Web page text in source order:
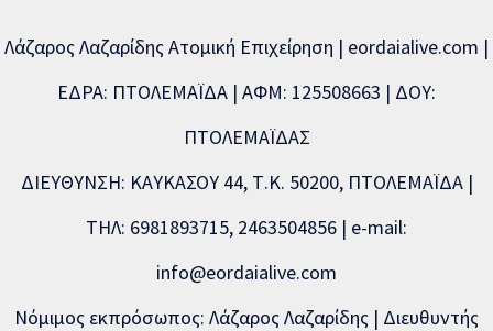
Λάζαρος Λαζαρίδης Ατομική Επιχείρηση | eordaialive.com |
ΕΔΡΑ: ΠΤΟΛΕΜΑΪΔΑ | ΑΦΜ: 125508663 | ΔΟΥ:
ΠΤΟΛΕΜΑΪΔΑΣ
ΔΙΕΥΘΥΝΣΗ: ΚΑΥΚΑΣΟΥ 44, Τ.Κ. 50200, ΠΤΟΛΕΜΑΪΔΑ |
ΤΗΛ: 6981893715, 2463504856 | e-mail:
info@eordaialive.com
Νόμιμος εκπρόσωπος: Λάζαρος Λαζαρίδης | Διευθυντής